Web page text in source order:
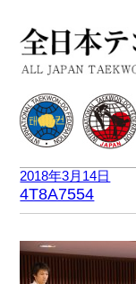
2018年3月14日
4T8A7554